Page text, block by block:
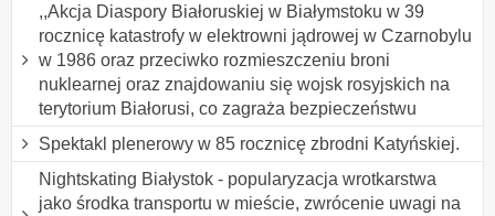
,,Akcja Diaspory Białoruskiej w Białymstoku w 39
rocznicę katastrofy w elektrowni jądrowej w Czarnobylu
w 1986 oraz przeciwko rozmieszczeniu broni
nuklearnej oraz znajdowaniu się wojsk rosyjskich na
terytorium Białorusi, co zagraża bezpieczeństwu
Spektakl plenerowy w 85 rocznicę zbrodni Katyńskiej.
Nightskating Białystok - popularyzacja wrotkarstwa
jako środka transportu w mieście, zwrócenie uwagi na